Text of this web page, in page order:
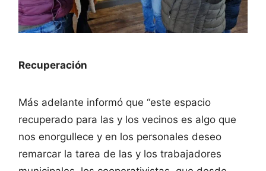
Recuperación
Más adelante informó que “este espacio
recuperado para las y los vecinos es algo que
nos enorgullece y en los personales deseo
remarcar la tarea de las y los trabajadores